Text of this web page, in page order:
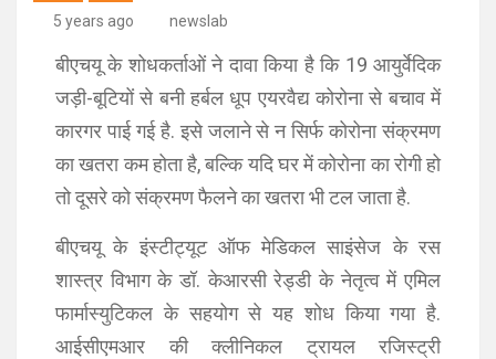
5 years ago newslab
बीएचयू के शोधकर्ताओं ने दावा किया है कि 19 आयुर्वेदिक
जड़ी-बूटियों से बनी हर्बल धूप एयरवैद्य कोरोना से बचाव में
कारगर पाई गई है. इसे जलाने से न सिर्फ कोरोना संक्रमण
का खतरा कम होता है, बल्कि यदि घर में कोरोना का रोगी हो
तो दूसरे को संक्रमण फैलने का खतरा भी टल जाता है.
बीएचयू के इंस्टीट्यूट ऑफ मेडिकल साइंसेज के रस
शास्त्र विभाग के डॉ. केआरसी रेड्डी के नेतृत्व में एमिल
फार्मास्युटिकल के सहयोग से यह शोध किया गया है.
आईसीएमआर की क्लीनिकल ट्रायल रजिस्ट्री